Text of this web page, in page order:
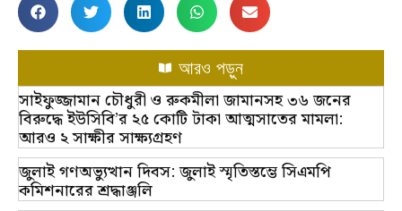
আরও পড়ুন
সাইফুজ্জামান চৌধুরী ও রুকমীলা জামানসহ ৩৬ জনের
বিরুদ্ধে ইউসিবি’র ২৫ কোটি টাকা আত্মসাতের মামলা:
আরও ২ সাক্ষীর সাক্ষ্যগ্রহণ
জুলাই গণঅভ্যুত্থান দিবস: জুলাই স্মৃতিস্তম্ভে সিএমপি
কমিশনারের শ্রদ্ধাঞ্জলি